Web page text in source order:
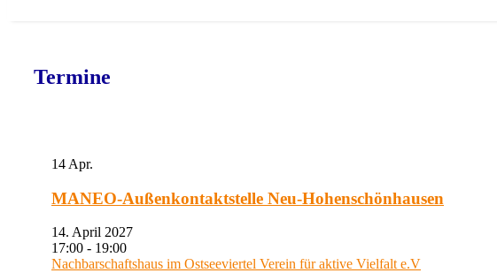
Termine
14 Apr.
MANEO-Außenkontaktstelle Neu-Hohenschönhausen
14. April 2027
17:00 - 19:00
Nachbarschaftshaus im Ostseeviertel Verein für aktive Vielfalt e.V